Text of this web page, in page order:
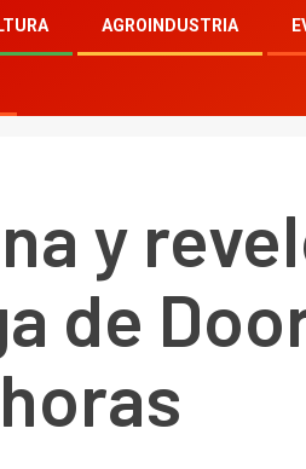
AGROINDUSTRIA
y
de